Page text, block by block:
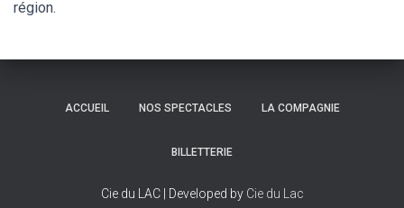
région.
ACCUEIL NOS SPECTACLES LA COMPAGNIE
BILLETTERIE
Cie du LAC | Developed by Cie du Lac